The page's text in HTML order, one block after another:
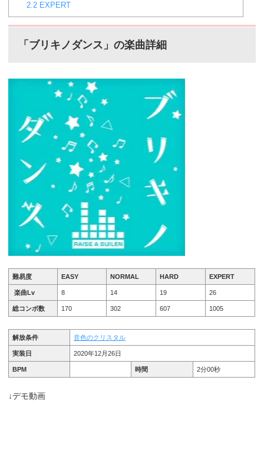
2.2 EXPERT
「 ブリキノダンス 」の楽曲詳細
難易度 EASY NORMAL HARD EXPERT
楽曲Lv 8 14 19 26
総コンボ数 170 302 607 1005
解放条件 音色のクリスタル
実装日 2020年12月26日
BPM 時間 2分00秒
↓デモ動画